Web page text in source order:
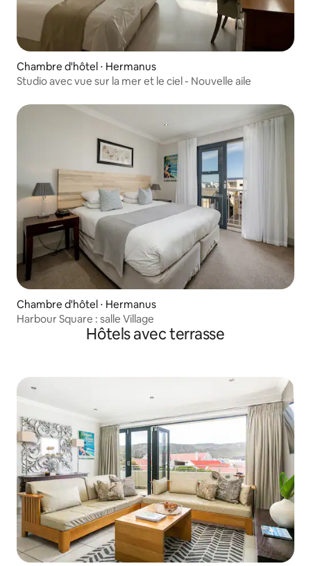
Chambre d'hôtel ⋅ Hermanus
Studio avec vue sur la mer et le ciel - Nouvelle aile
Chambre d'hôtel ⋅ Hermanus
Harbour Square : salle Village
Hôtels avec terrasse